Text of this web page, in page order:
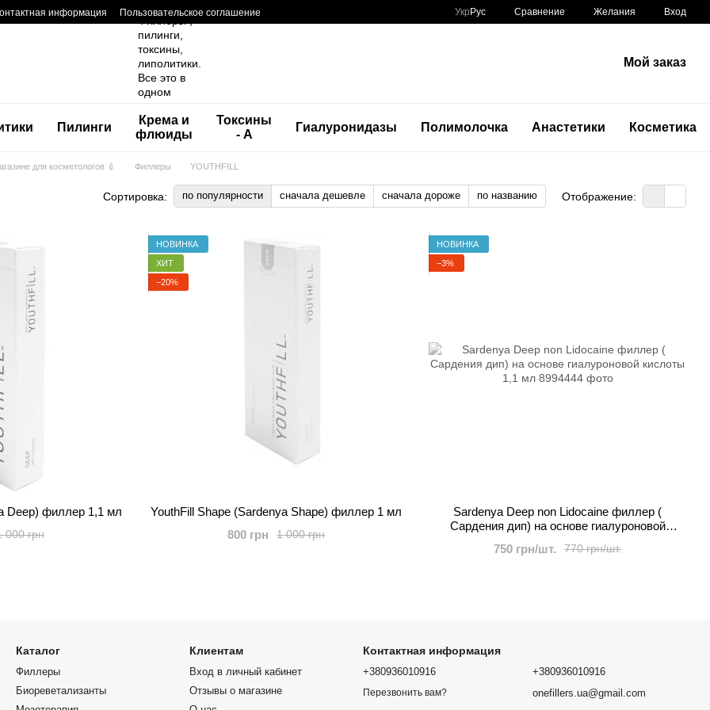
информация Пользовательское соглашение Укр Рус Сравнение Желания Вход
Мой заказ
Пилинги
Крема и
флюиды
Токсины
- А
Гиалуронидазы Полимолочка Анастетики Косметика
для косметологов 💉 Филлеры YOUTHFILL
Сортировка: по популярности сначала дешевле сначала дороже по названию Отображение:
YouthFill Deep ( Sardenya Deep) филлер 1,1 мл
000 грн
НОВИНКА
ХИТ
−20%
YouthFill Shape (Sardenya Shape) филлер 1 мл
1 000 грн
800 грн
НОВИНКА
−3%
Sardenya Deep non Lidocaine филлер (
Сардения дип) на основе гиалуроновой
770 грн/шт.
750 грн/шт.
Каталог
Филлеры
Биореветализанты
Клиентам
Вход в личный кабинет
Отзывы о магазине
Контактная информация
+380936010916
Перезвонить вам?
+380936010916
onefillers.ua@gmail.com